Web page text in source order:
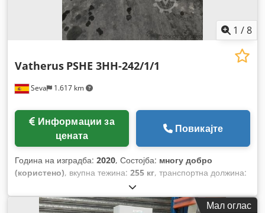
1 /8
Seva 1.617 km
Vatherus PSHE 3HH-242/1/1
цената
Повикајте
Година на изградба: 2020, Состојба: многу добро
(користено), вкупна тежина: 255 кг, транспортна должина:
, транспортна ширина:
висина:950 мм,
Мал оглас